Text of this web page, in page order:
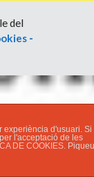
del
-
experiència d'usuari. Si
l'acceptació de les
DE COOKIES. Piqueu